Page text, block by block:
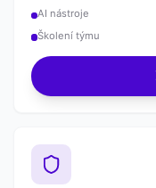
AI nástroje
Školení týmu